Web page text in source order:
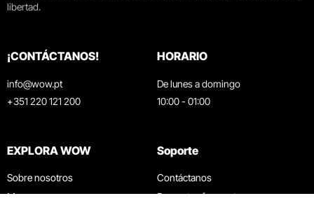
libertad.
¡CONTÁCTANOS!
info@wow.pt
+351 220 121 200
HORARIO
De lunes a domingo
10:00 - 01:00
EXPLORA WOW
Sobre nosotros
Museos
Soporte
Contáctanos
Preguntas frecuentes